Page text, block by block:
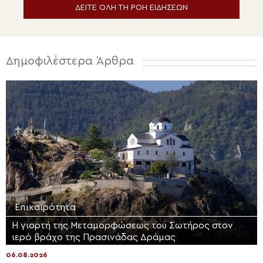
ΔΕΙΤΕ ΟΛΗ ΤΗ ΡΟΗ ΕΙΔΗΣΕΩΝ
Δημοφιλέστερα Άρθρα
Επικαιρότητα
Η γιορτή της Μεταμορφώσεως του Σωτήρος στον
ιερό βράχο της Πρασινάδας Δράμας
06.08.2026